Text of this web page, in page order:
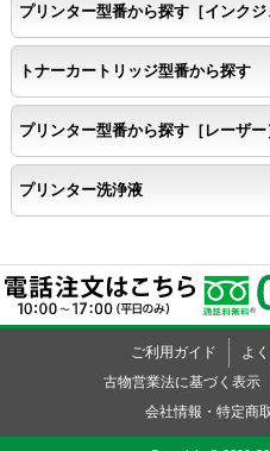
鮮明に印刷できること。
速
互換性テストサンプルを5ページ
飛び
標準カラーサンプル /
互換性テストサンプルを印刷す
プリンター型番から探す［インクジ
トナーカートリッジ型番から探す
プリンター型番から探す［レーザー
プリンター洗浄液
ご利用ガイド よ
古物営業法に基づく表示
会社情報・特定商